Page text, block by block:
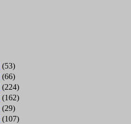
(53)
(66)
(224)
(162)
(29)
(107)